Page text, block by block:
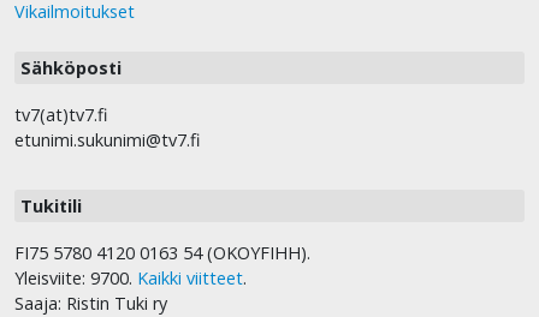
Vikailmoitukset
Sähköposti
tv7(at)tv7.fi
etunimi.sukunimi@tv7.fi
Tukitili
FI75 5780 4120 0163 54 (OKOYFIHH).
Yleisviite: 9700. Kaikki viitteet.
Saaja: Ristin Tuki ry